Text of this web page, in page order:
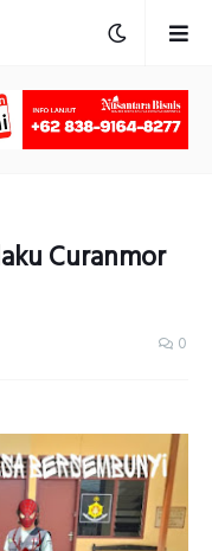
Curanmor
0